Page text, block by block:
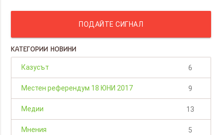
ПОДАЙТЕ СИГНАЛ
КАТЕГОРИИ НОВИНИ
Казусът 6
Местен референдум 18 ЮНИ 2017 9
Медии 13
Мнения 5